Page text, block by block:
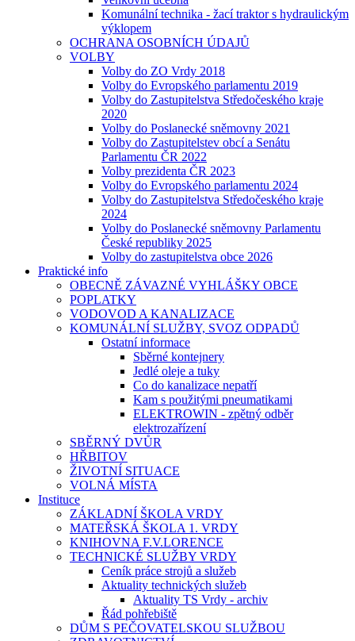
Komunální technika - žací traktor s hydraulickým
výklopem
OCHRANA OSOBNÍCH ÚDAJŮ
VOLBY
Volby do ZO Vrdy 2018
Volby do Evropského parlamentu 2019
Volby do Zastupitelstva Středočeského kraje
2020
Volby do Poslanecké sněmovny 2021
Volby do Zastupitelstev obcí a Senátu
Parlamentu ČR 2022
Volby prezidenta ČR 2023
Volby do Evropského parlamentu 2024
Volby do Zastupitelstva Středočeského kraje
2024
Volby do Poslanecké sněmovny Parlamentu
České republiky 2025
Volby do zastupitelstva obce 2026
Praktické info
OBECNĚ ZÁVAZNÉ VYHLÁŠKY OBCE
POPLATKY
VODOVOD A KANALIZACE
KOMUNÁLNÍ SLUŽBY, SVOZ ODPADŮ
Ostatní informace
Sběrné kontejnery
Jedlé oleje a tuky
Co do kanalizace nepatří
Kam s použitými pneumatikami
ELEKTROWIN - zpětný odběr
elektrozařízení
SBĚRNÝ DVŮR
HŘBITOV
ŽIVOTNÍ SITUACE
VOLNÁ MÍSTA
Instituce
ZÁKLADNÍ ŠKOLA VRDY
MATEŘSKÁ ŠKOLA 1. VRDY
KNIHOVNA F.V.LORENCE
TECHNICKÉ SLUŽBY VRDY
Ceník práce strojů a služeb
Aktuality technických služeb
Aktuality TS Vrdy - archiv
Řád pohřebiště
DŮM S PEČOVATELSKOU SLUŽBOU